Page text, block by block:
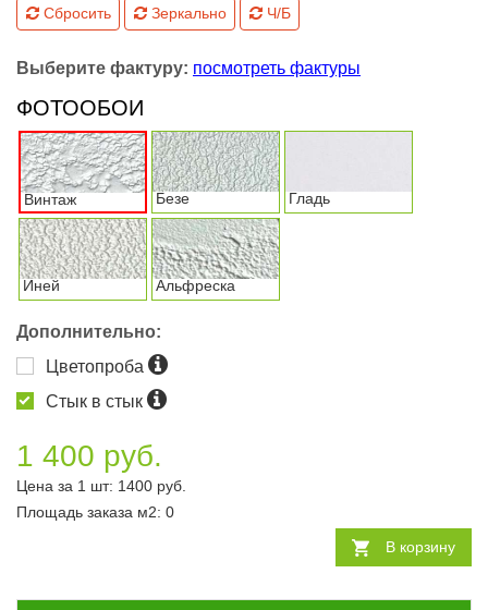
Сбросить Зеркально Ч/Б
Выберите фактуру: посмотреть фактуры
ФОТООБОИ
Винтаж Безе Гладь
Иней Альфреска
Дополнительно:
Цветопроба
Стык в стык
1 400 руб.
Цена за 1 шт: 1400 руб.
Площадь заказа м2: 0
В корзину